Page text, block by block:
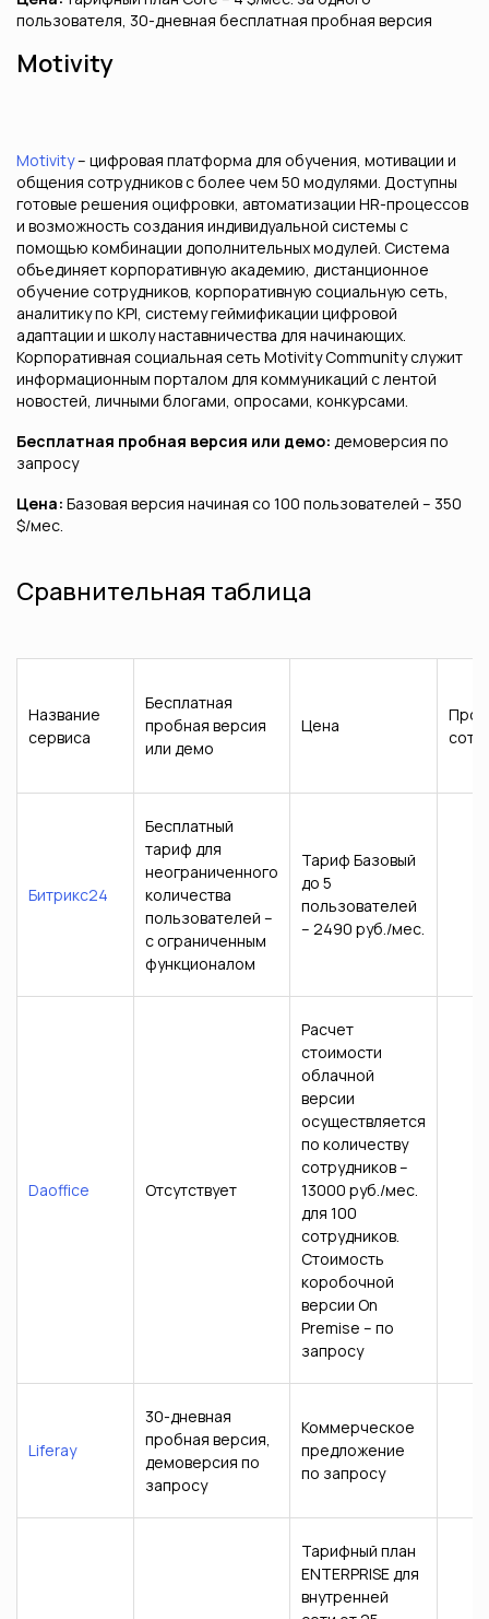
пользователя, 30-дневная бесплатная пробная версия
Motivity
Motivity– цифровая платформа для обучения, мотивации и
общения сотрудников с более чем 50 модулями. Доступны
готовые решения оцифровки, автоматизации HR-процессов
и возможность создания индивидуальной системы с
помощью комбинации дополнительных модулей. Система
объединяет корпоративную академию, дистанционное
обучение сотрудников, корпоративную социальную сеть,
аналитику по KPI, систему геймификации цифровой
адаптации и школу наставничества для начинающих.
Корпоративная социальная сеть Motivity Community служит
информационным порталом для коммуникаций с лентой
новостей, личными блогами, опросами, конкурсами.
Бесплатная пробная версия или демо: демоверсия по
запросу
Цена: Базовая версия начиная со 100 пользователей – 350
$/мес.
Сравнительная таблица
Название
сервиса
Бесплатная
пробная версия
или демо
Цена
Битрикс24
Бесплатный
тариф для
неограниченного
количества
пользователей –
с ограниченным
функционалом
Тариф Базовый
до 5
пользователей
– 2490 руб./мес.
Daoffice Отсутствует
Расчет
стоимости
облачной
версии
осуществляется
по количеству
сотрудников –
13000 руб./мес.
для 100
сотрудников.
Стоимость
коробочной
версии On
Premise – по
запросу
Liferay
30-дневная
пробная версия,
демоверсия по
запросу
Коммерческое
предложение
по запросу
Тарифный план
ENTERPRISE для
внутренней